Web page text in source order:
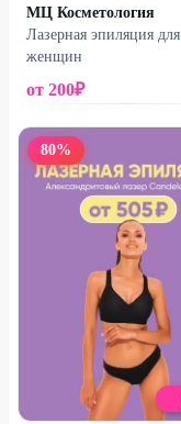
МЦ Косметология
Лазерная эпиляция для
женщин
от 200₽
80%